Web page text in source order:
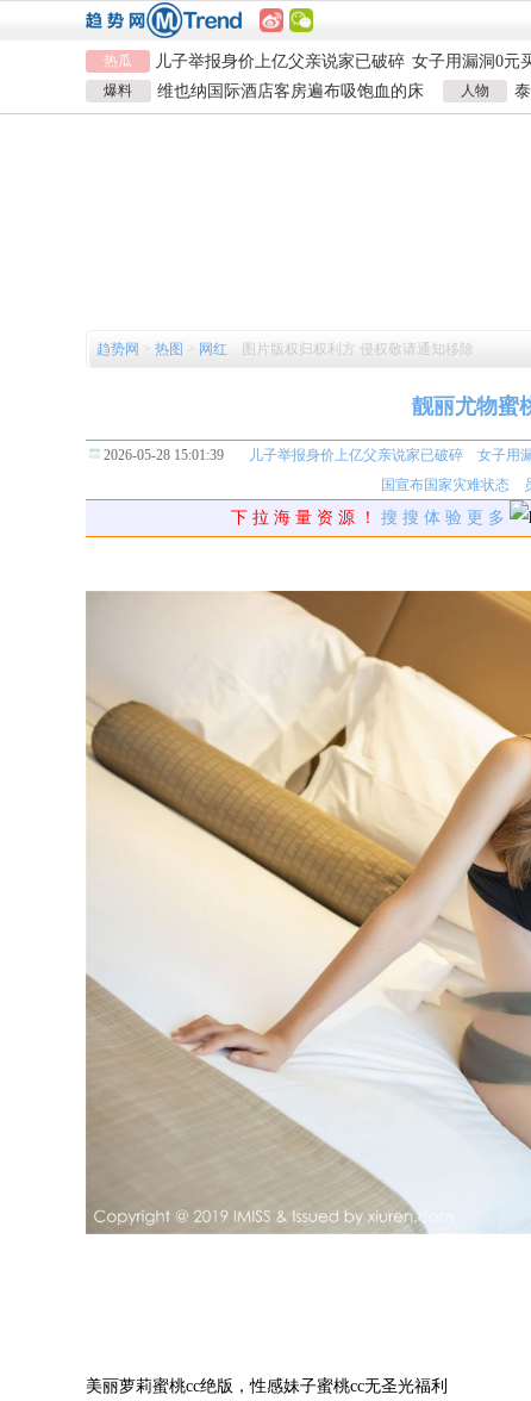
热瓜 儿子举报身价上亿父亲说家已破碎 女子用漏洞0元
直播自杀日本女网红已身亡
海口80吨高危
韩国宣布国家灾难状态
员工用代码17
爆料
维也纳国际酒店客房遍布吸饱血的床
虱 酒店客房有虫员工反怪顾客不查
人物
趋势网 >热图 > 网红 图片版权归权利方 侵权敬请通知移除
靓丽尤物蜜
2026-05-28 15:01:39 儿子举报身价上亿父亲说家已破碎 女子用
国宣布国家灾难状态
下 拉 海 量 资 源 ！ 搜 搜 体 验 更 多
美丽萝莉蜜桃cc绝版，性感妹子蜜桃cc无圣光福利